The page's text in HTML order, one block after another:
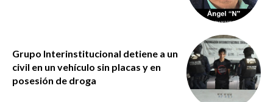
Grupo Interinstitucional detiene a un
civil en un vehículo sin placas y en
posesión de droga